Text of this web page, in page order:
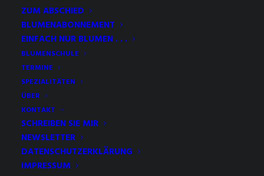
ZUM ABSCHIED
BLUMENABONNEMENT
EINFACH NUR BLUMEN . . .
BLUMENSCHULE
TERMINE
SPEZIALITÄTEN
ÜBER
KONTAKT
SCHREIBEN SIE MIR
NEWSLETTER
DATENSCHUTZERKLÄRUNG
IMPRESSUM
GRÜNZONE online